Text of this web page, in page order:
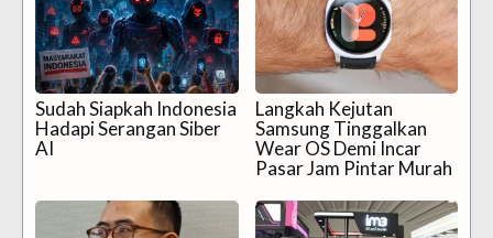
Sudah Siapkah Indonesia
Hadapi Serangan Siber
AI
Langkah Kejutan
Samsung Tinggalkan
Wear OS Demi Incar
Pasar Jam Pintar Murah